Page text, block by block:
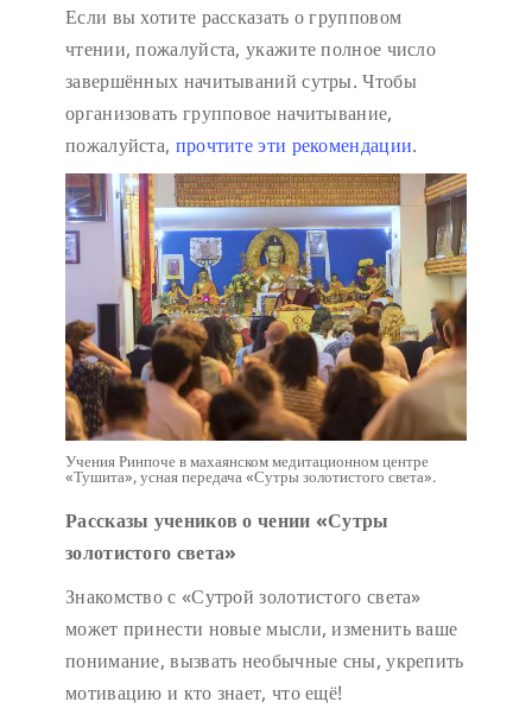
Если вы хотите рассказать о групповом
чтении, пожалуйста, укажите полное число
завершённых начитываний сутры. Чтобы
организовать групповое начитывание,
пожалуйста, прочтите эти рекомендации.
Учения Ринпоче в махаянском медитационном центре
«Тушита», усная передача «Сутры золотистого света».
Рассказы учеников о чении «Сутры
золотистого света»
Знакомство с «Сутрой золотистого света»
может принести новые мысли, изменить ваше
понимание, вызвать необычные сны, укрепить
мотивацию и кто знает, что ещё!